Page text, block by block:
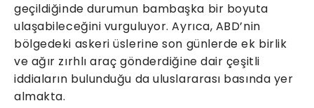
geçildiğinde durumun bambaşka bir boyuta
ulaşabileceğini vurguluyor. Ayrıca, ABD’nin
bölgedeki askeri üslerine son günlerde ek birlik
ve ağır zırhlı araç gönderdiğine dair çeşitli
iddiaların bulunduğu da uluslararası basında yer
almakta.